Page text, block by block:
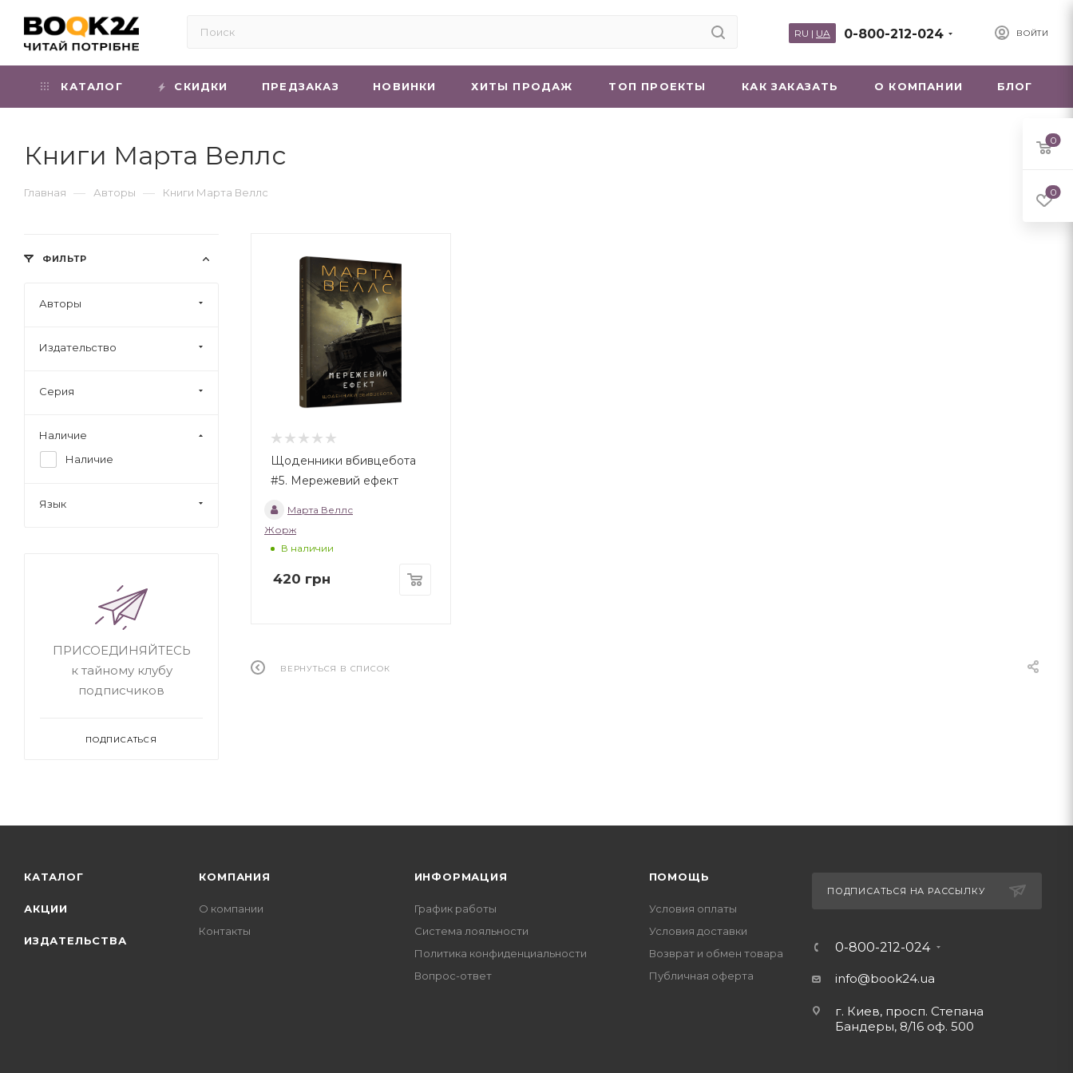
ВОЙТИ
0-800-212-024
RU | UA
КАТАЛОГ СКИДКИ ПРЕДЗАКАЗ НОВИНКИ ХИТЫ ПРОДАЖ ТОП ПРОЕКТЫ КАК ЗАКАЗАТЬ О КОМПАНИИ БЛОГ
Книги Марта Веллс
Главная — Авторы — Книги Марта Веллс
Щоденники вбивцебота
#5. Мережевий ефект
Марта Веллс
Жорж
В наличии
420 грн
ВЕРНУТЬСЯ В СПИСОК
ФИЛЬТР
Авторы
Издательство
Серия
Наличие
Наличие
Язык
ПРИСОЕДИНЯЙТЕСЬ
к тайному клубу
подписчиков
ПОДПИСАТЬСЯ
КАТАЛОГ
АКЦИИ
ИЗДАТЕЛЬСТВА
КОМПАНИЯ
О компании
Контакты
ИНФОРМАЦИЯ
График работы
Система лояльности
Политика конфиденциальности
Вопрос-ответ
ПОМОЩЬ
Условия оплаты
Условия доставки
Возврат и обмен товара
Публичная оферта
ПОДПИСАТЬСЯ НА РАССЫЛКУ
0-800-212-024
info@book24.ua
г. Киев, просп. Степана
Бандеры, 8/16 оф. 500
0
0